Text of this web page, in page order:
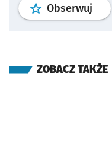
Obserwuj profil
ZOBACZ TAKŻE